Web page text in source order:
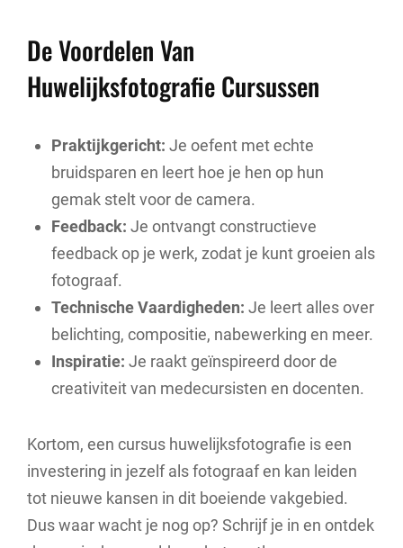
De Voordelen Van
Huwelijksfotografie Cursussen
Praktijkgericht: Je oefent met echte
bruidsparen en leert hoe je hen op hun
gemak stelt voor de camera.
Feedback: Je ontvangt constructieve
feedback op je werk, zodat je kunt groeien als
fotograaf.
Technische Vaardigheden: Je leert alles over
belichting, compositie, nabewerking en meer.
Inspiratie: Je raakt geïnspireerd door de
creativiteit van medecursisten en docenten.
Kortom, een cursus huwelijksfotografie is een
investering in jezelf als fotograaf en kan leiden
tot nieuwe kansen in dit boeiende vakgebied.
Dus waar wacht je nog op? Schrijf je in en ontdek